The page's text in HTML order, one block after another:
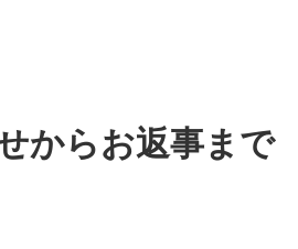
からお返事まで